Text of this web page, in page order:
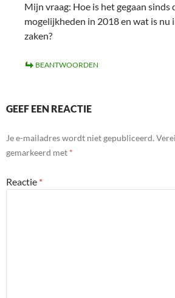
Mijn vraag: Hoe is het gegaan sinds
mogelijkheden in 2018 en wat is nu
zaken?
BEANTWOORDEN
GEEF EEN REACTIE
Je e-mailadres wordt niet gepubliceerd.
gemarkeerd met *
Reactie *